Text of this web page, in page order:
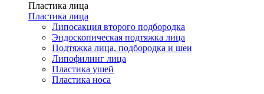
Пластика лица
Пластика лица
Липосакция второго подбородка
Эндоскопическая подтяжка лица
Подтяжка лица, подбородка и шеи
Липофилинг лица
Пластика ушей
Пластика носа